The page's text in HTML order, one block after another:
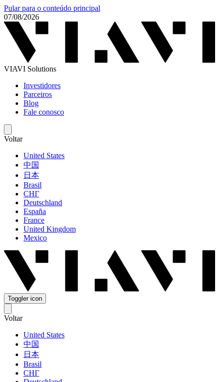
Pular para o conteúdo principal
07/08/2026
VIAVI Solutions
Investidores
Parceiros
Blog
Fale conosco
Voltar
United States
中国
日本
Brasil
СНГ
Deutschland
España
France
United Kingdom
Mexico
Toggler icon
Voltar
United States
中国
日本
Brasil
СНГ